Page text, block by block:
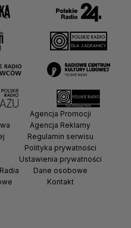
Agencja Promocji
Agencja Reklamy
Regulamin serwisu
Polityka prywatności
Ustawienia prywatności
Dane osobowe
Kontakt